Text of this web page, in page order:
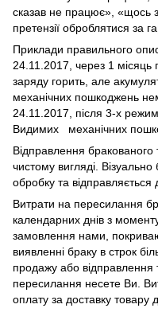
сказав не працює», «щось
претензії оброблятися за
Приклади правильного
24.11.2017, через 1 місяць
заряду горить, але
механічних пошкоджень
24.11.2017, після 3-х
Видимих механічних
Відправлення
чистому вигляді.
обробку та відправляється
Витрати на пересилання
календарних днів з
замовлення нами,
виявленні браку в строк
продажу або відправлення
пересилання несете Ви.
оплату за доставку товару